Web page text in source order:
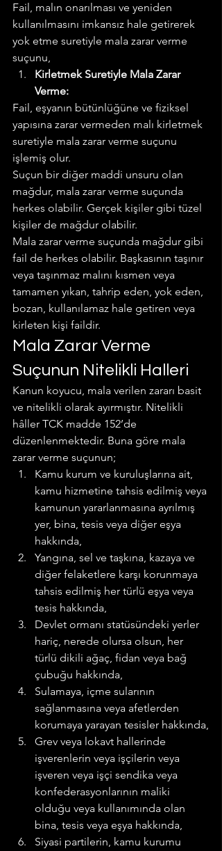
Fail, malın onarılması ve yeniden
kullanılmasını imkansız hale getirerek
yok etme suretiyle mala zarar verme
suçunu,
Kirletmek Suretiyle Mala Zarar
Verme:
Fail, eşyanın bütünlüğüne ve fiziksel
yapısına zarar vermeden malı kirletmek
suretiyle mala zarar verme suçunu
işlemiş olur.
Suçun bir diğer maddi unsuru olan
mağdur, mala zarar verme suçunda
herkes olabilir. Gerçek kişiler gibi tüzel
kişiler de mağdur olabilir.
Mala zarar verme suçunda mağdur gibi
fail de herkes olabilir. Başkasının taşınır
veya taşınmaz malını kısmen veya
tamamen yıkan, tahrip eden, yok eden,
bozan, kullanılamaz hale getiren veya
kirleten kişi faildir.
Mala Zarar Verme
Suçunun Nitelikli Halleri
Kanun koyucu, mala verilen zararı basit
ve nitelikli olarak ayırmıştır. Nitelikli
hâller TCK madde 152’de
düzenlenmektedir. Buna göre mala
zarar verme suçunun;
Kamu kurum ve kuruluşlarına ait,
kamu hizmetine tahsis edilmiş veya
kamunun yararlanmasına ayrılmış
yer, bina, tesis veya diğer eşya
hakkında,
Yangına, sel ve taşkına, kazaya ve
diğer felaketlere karşı korunmaya
tahsis edilmiş her türlü eşya veya
tesis hakkında,
Devlet ormanı statüsündeki yerler
hariç, nerede olursa olsun, her
türlü dikili ağaç, fidan veya bağ
çubuğu hakkında,
Sulamaya, içme sularının
sağlanmasına veya afetlerden
korumaya yarayan tesisler hakkında,
Grev veya lokavt hallerinde
işverenlerin veya işçilerin veya
işveren veya işçi sendika veya
konfederasyonlarının maliki
olduğu veya kullanımında olan
bina, tesis veya eşya hakkında,
Siyasi partilerin, kamu kurumu